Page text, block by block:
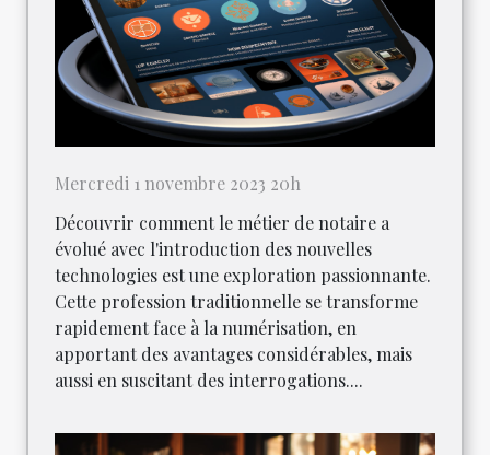
Mercredi 1 novembre 2023 20h
Découvrir comment le métier de notaire a
évolué avec l'introduction des nouvelles
technologies est une exploration passionnante.
Cette profession traditionnelle se transforme
rapidement face à la numérisation, en
apportant des avantages considérables, mais
aussi en suscitant des interrogations....